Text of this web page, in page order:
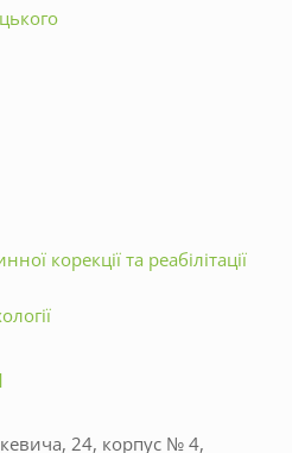
корекції та реабілітації
24, корпус № 4,